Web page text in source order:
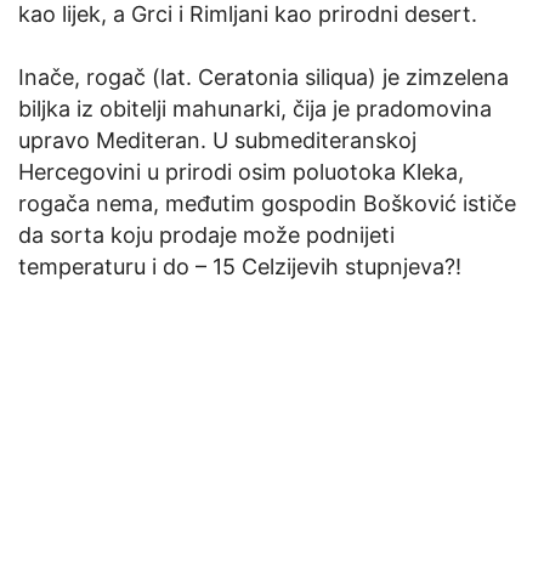
kao lijek, a Grci i Rimljani kao prirodni desert.
Inače, rogač (lat. Ceratonia siliqua) je zimzelena
biljka iz obitelji mahunarki, čija je pradomovina
upravo Mediteran. U submediteranskoj
Hercegovini u prirodi osim poluotoka Kleka,
rogača nema, međutim gospodin Bošković ističe
da sorta koju prodaje može podnijeti
temperaturu i do – 15 Celzijevih stupnjeva?!